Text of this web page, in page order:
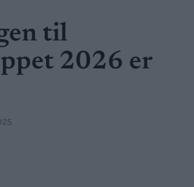
til
2026 er